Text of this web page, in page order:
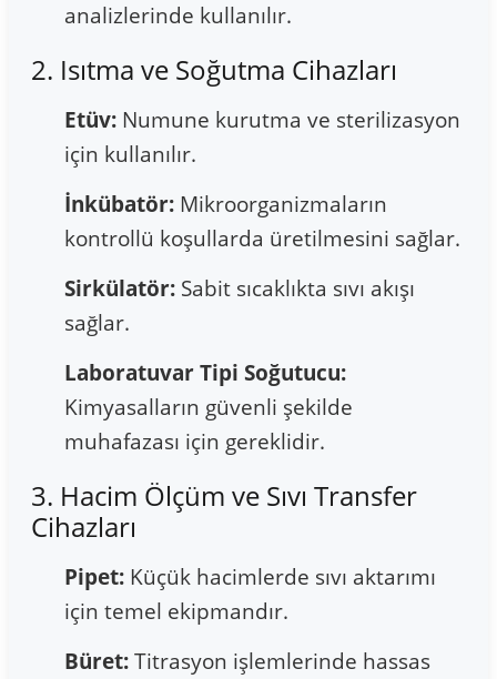
analizlerinde kullanılır.
2. Isıtma ve Soğutma Cihazları
Etüv: Numune kurutma ve sterilizasyon
için kullanılır.
İnkübatör: Mikroorganizmaların
kontrollü koşullarda üretilmesini sağlar.
Sirkülatör: Sabit sıcaklıkta sıvı akışı
sağlar.
Laboratuvar Tipi Soğutucu:
Kimyasalların güvenli şekilde
muhafazası için gereklidir.
3. Hacim Ölçüm ve Sıvı Transfer
Cihazları
Pipet: Küçük hacimlerde sıvı aktarımı
için temel ekipmandır.
Büret: Titrasyon işlemlerinde hassas